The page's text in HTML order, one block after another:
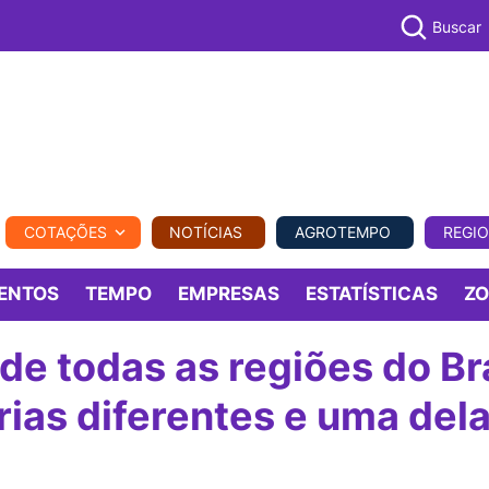
REGIONAL COMERCIAL AGROVIAGENS
Buscar
COTAÇÕES NOTÍCIAS AGROTEMPO
TEMPO EMPRESAS ESTATÍSTICAS
todas as regiões do
diferentes e uma